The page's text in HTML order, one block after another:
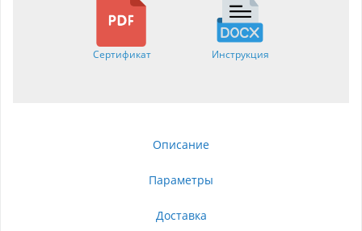
Сертификат Инструкция
Описание
Параметры
Доставка